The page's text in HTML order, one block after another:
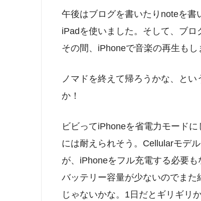
午後はブログを書いたりnoteを
iPadを使いました。そして、ブ
その間、iPhoneで音楽の再生もし
ノマドを終えて帰ろうかな、と
か！
ビビってiPhoneを省電力モード
には耐えられそう。Cellularモデ
が、iPhoneをフル充電する必要
バッテリー容量が少ないのでま
じゃないかな。1日だとギリギリ